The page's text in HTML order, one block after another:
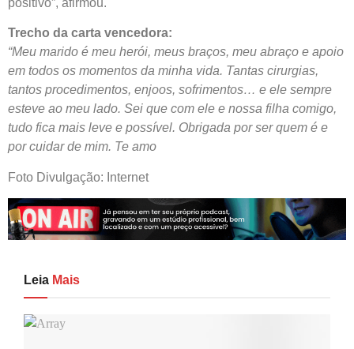
Trecho da carta vencedora:
“Meu marido é meu herói, meus braços, meu abraço e apoio
em todos os momentos da minha vida. Tantas cirurgias,
tantos procedimentos, enjoos, sofrimentos… e ele sempre
esteve ao meu lado. Sei que com ele e nossa filha comigo,
tudo fica mais leve e possível. Obrigada por ser quem é e
por cuidar de mim. Te amo
Foto Divulgação: Internet
Leia Mais